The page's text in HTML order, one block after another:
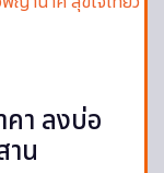
คา ลงบ่อ
น